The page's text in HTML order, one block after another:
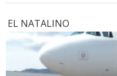
EL NATALINO